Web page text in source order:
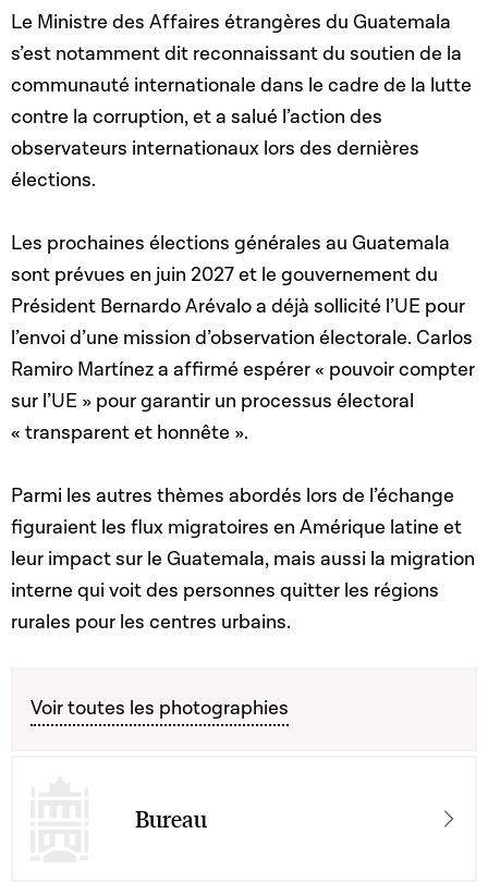
Le Ministre des Affaires étrangères du Guatemala
s’est notamment dit reconnaissant du soutien de la
communauté internationale dans le cadre de la lutte
contre la corruption, et a salué l’action des
observateurs internationaux lors des dernières
élections.
Les prochaines élections générales au Guatemala
sont prévues en juin 2027 et le gouvernement du
Président Bernardo Arévalo a déjà sollicité l’UE pour
l’envoi d’une mission d’observation électorale. Carlos
Ramiro Martínez a affirmé espérer « pouvoir compter
sur l’UE » pour garantir un processus électoral
« transparent et honnête ».
Parmi les autres thèmes abordés lors de l’échange
figuraient les flux migratoires en Amérique latine et
leur impact sur le Guatemala, mais aussi la migration
interne qui voit des personnes quitter les régions
rurales pour les centres urbains.
Voir toutes les photographies
Bureau